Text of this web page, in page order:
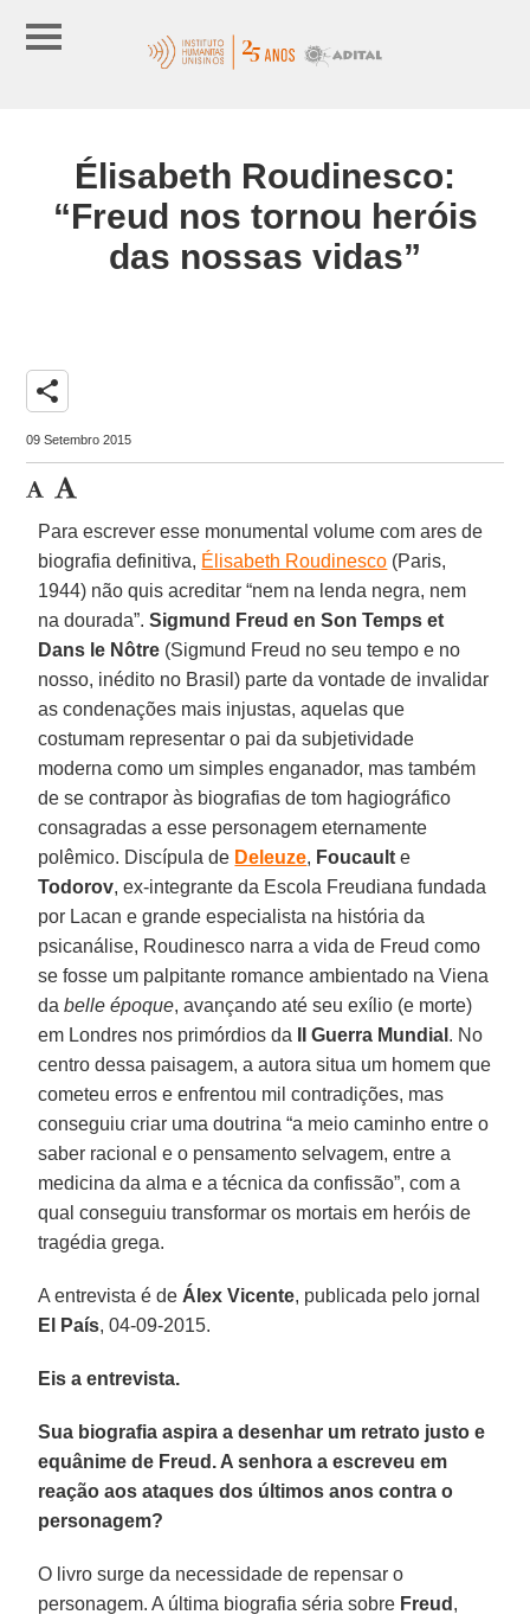
Élisabeth Roudinesco:
“Freud nos tornou heróis
das nossas vidas”
share
09 Setembro 2015
Para escrever esse monumental volume com ares de
biografia definitiva, Élisabeth Roudinesco (Paris,
1944) não quis acreditar “nem na lenda negra, nem
na dourada”.Sigmund Freud en Son Temps et
Dans le Nôtre (Sigmund Freud no seu tempo e no
nosso, inédito no Brasil) parte da vontade de invalidar
as condenações mais injustas, aquelas que
costumam representar o pai da subjetividade
moderna como um simples enganador, mas também
de se contrapor às biografias de tom hagiográfico
consagradas a esse personagem eternamente
polêmico. Discípula de Deleuze, Foucault e
Todorov, ex-integrante da Escola Freudiana fundada
por Lacan e grande especialista na história da
psicanálise, Roudinesco narra a vida de Freud como
se fosse um palpitante romance ambientado na Viena
dabelle époque, avançando até seu exílio (e morte)
em Londres nos primórdios da
II Guerra Mundial . No
centro dessa paisagem, a autora situa um homem que
cometeu erros e enfrentou mil contradições, mas
conseguiu criar uma doutrina “a meio caminho entre o
saber racional e o pensamento selvagem, entre a
medicina da alma e a técnica da confissão”, com a
qual conseguiu transformar os mortais em heróis de
tragédia grega.
A entrevista é de Álex Vicente, publicada pelo jornal
El País, 04-09-2015.
Eis a entrevista.
Sua biografia aspira a desenhar um retrato justo e
equânime de Freud. A senhora a escreveu em
reação aos ataques dos últimos anos contra o
personagem?
O livro surge da necessidade de repensar o
personagem. A última biografia séria sobre Freud ,